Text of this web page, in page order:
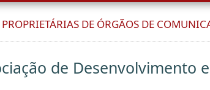
DE ÓRGÃOS DE
de Desenvolvimento